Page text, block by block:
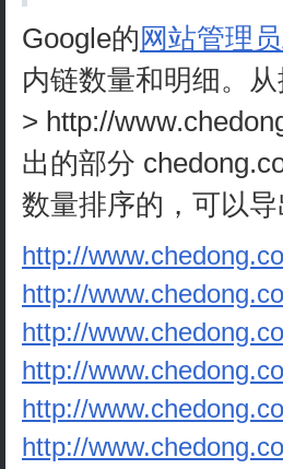
Google的 网站管理
内链数量和明细。
> http://
出的部分
数量排序的，可以
http://
http://
http://
http://
http://
http://